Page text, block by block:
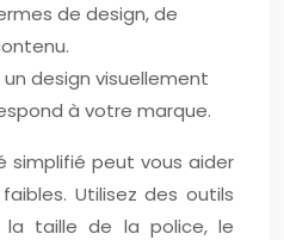
de design, de
design visuellement
à votre marque.
simplifié peut vous aider
Utilisez des outils
la taille de la police, le